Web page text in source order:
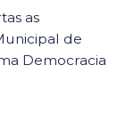
as
de
Democracia